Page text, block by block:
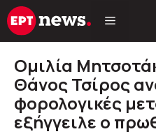
Μετάβαση
σε
Ομιλία
Θάνος Τσίρος
φορολογικές
εξήγγειλε ο